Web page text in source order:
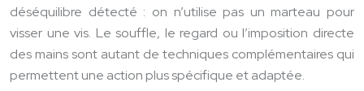
déséquilibre détecté : on n’utilise pas un marteau pour
visser une vis. Le souffle, le regard ou l’imposition directe
des mains sont autant de techniques complémentaires qui
permettent une action plus spécifique et adaptée.